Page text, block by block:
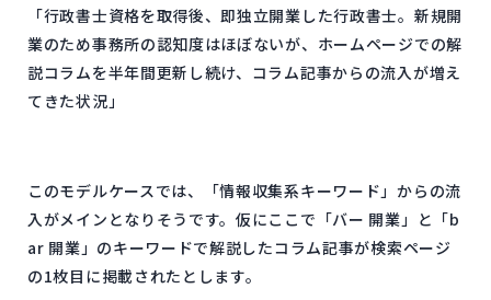
「行政書士資格を取得後、即独立開業した行政書士。新規開
業のため事務所の認知度はほぼないが、ホームページでの解
説コラムを半年間更新し続け、コラム記事からの流入が増え
てきた状況」
このモデルケースでは、「情報収集系キーワード」からの流
入がメインとなりそうです。仮にここで「バー 開業」と「b
ar 開業」のキーワードで解説したコラム記事が検索ページ
の1枚目に掲載されたとします。